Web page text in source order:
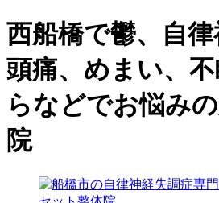
西船橋で鬱、自
頭痛、めまい、
らなどでお悩み
院